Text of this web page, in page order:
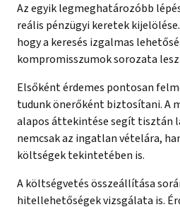
Az egyik legmeghatározóbb
reális pénzügyi keretek
hogy a keresés izgalmas
kompromisszumok sorozata lesz.
Elsőként érdemes pontosan
tudunk önerőként biztosítani. A
alapos áttekintése segít tisztán
nemcsak az ingatlan vételára,
költségek tekintetében is.
A költségvetés összeállítása
hitellehetőségek vizsgálata is.